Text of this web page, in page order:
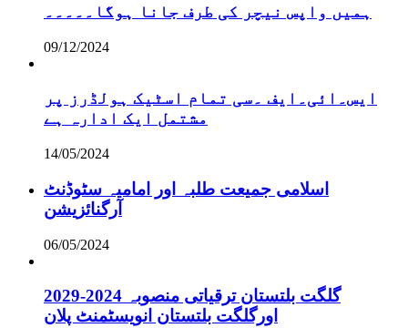
ہمیں واپس نیچر کی طرف جانا ہوگا۔۔۔۔۔
09/12/2024
ایس۔ائی۔ایف ۔سی تمام اسٹیک ہولڈرز پر
مشتمل ایک ادارہ ہے
14/05/2024
اسلامی جمیعت طلبہ اور امامیہ سٹوڈنٹ
آرگنائزیشن
06/05/2024
گلگت بلتستان ترقیاتی منصوبہ 2024-2029
اورگلگت بلتستان انویسٹمنٹ پلان